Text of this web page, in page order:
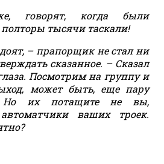
когда были
тысячи таскали!
– прапорщик не стал ни
сказанное. – Сказал
Посмотрим на группу и
может быть, еще пару
Но их потащите не вы,
ваших троек.